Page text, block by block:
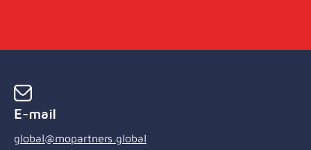
E-mail
global@mopartners.global